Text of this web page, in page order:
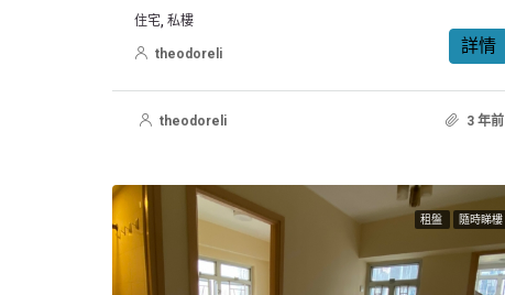
住宅, 私樓
詳情
theodoreli
theodoreli 3 年前
租盤 隨時睇樓